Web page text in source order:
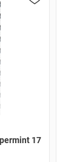
17